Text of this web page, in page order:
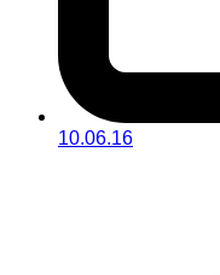
10.06.16